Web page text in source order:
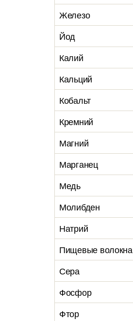
Железо
Йод
Калий
Кальций
Кобальт
Кремний
Магний
Марганец
Медь
Молибден
Натрий
Пищевые волокна
Сера
Фосфор
Фтор